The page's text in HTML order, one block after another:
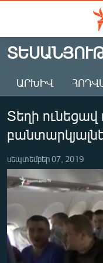
Մատչելիության
Անցնել
հիմնական
Անցնել
հիմնական
մենյուին
Որոնում
ԱԶԱՏՈՒԹՅՈՒՆ TV
ՀԱՅԱՍՏԱՆ
ԸՆՏՐՈՒԹՅՈՒՆՆԵՐ
ՀԱՍԱՐԱԿՈՒԹՅՈՒՆ
ՏՆՏԵՍՈՒԹՅՈՒՆ
ՂԱՐԱԲԱՂ
ՊԱՏԵՐԱԶՄԻ 6
ՏԱՐԱԾԱՇՐՋԱՆ
ԱՐԽԻՎ
Տեղի ունեցավ
սեպտեմբեր 07, 2019
No